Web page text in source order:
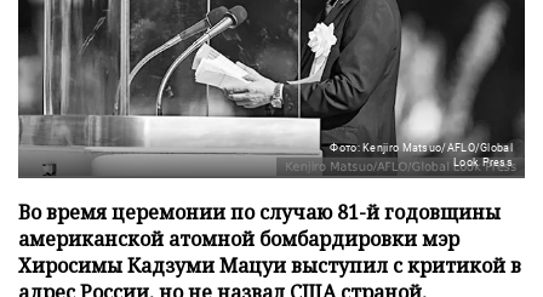
Фото: Kenjiro Matsuo/AFLO/Global
Look Press
Во время церемонии по случаю 81-й годовщины
американской атомной бомбардировки мэр
Хиросимы Кадзуми Мацуи выступил с критикой в